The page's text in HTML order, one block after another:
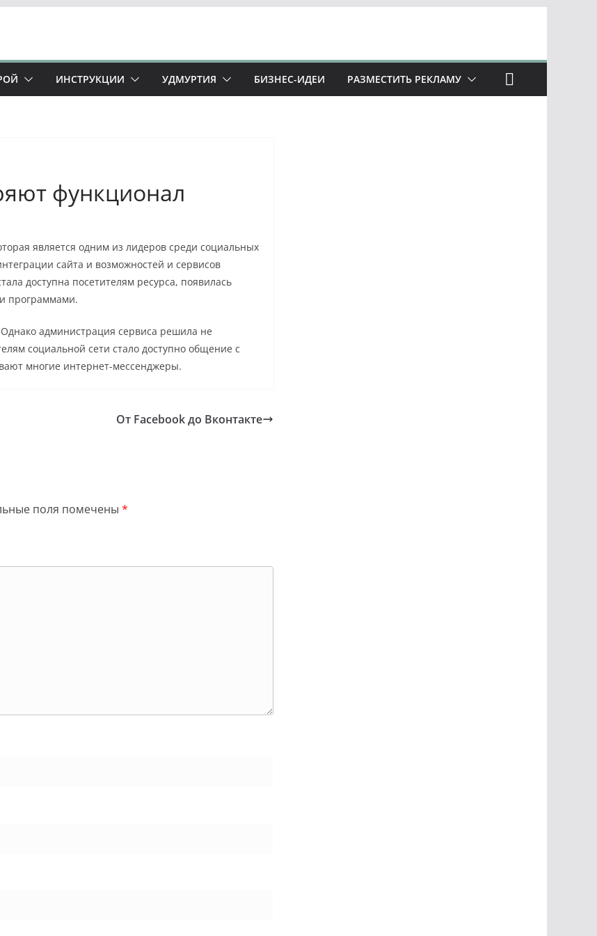
ИНСТРУКЦИИ УДМУРТИЯ БИЗНЕС-ИДЕИ РАЗМЕСТИТЬ РЕКЛАМУ
функционал
является одним из лидеров среди социальных
сайта и возможностей и сервисов
доступна посетителям ресурса, появилась
программами.
администрация сервиса решила не
социальной сети стало доступно общение с
многие интернет-мессенджеры.
От Facebook до Вконтакте
поля помечены *